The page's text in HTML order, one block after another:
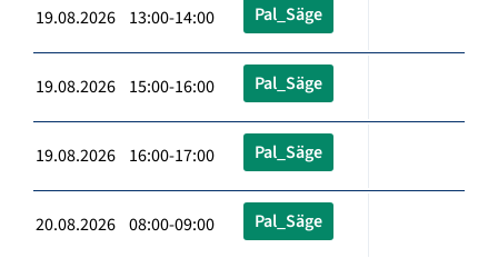
19.08.2026 13:00-14:00 Pal_Säge
19.08.2026 15:00-16:00 Pal_Säge
19.08.2026 16:00-17:00 Pal_Säge
20.08.2026 08:00-09:00 Pal_Säge